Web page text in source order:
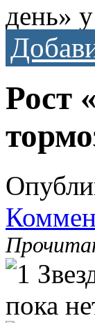
день»
Рост
пока